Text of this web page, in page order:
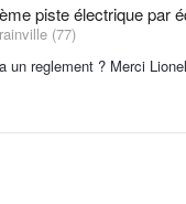
piste électrique par
(77)
un reglement ? Merci Lionel